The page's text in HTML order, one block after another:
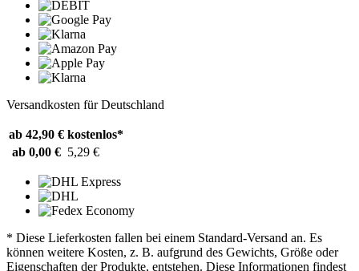
Versandkosten für Deutschland
ab 42,90 € kostenlos*
ab 0,00 € 5,29 €
* Diese Lieferkosten fallen bei einem Standard-Versand an. Es
können weitere Kosten, z. B. aufgrund des Gewichts, Größe oder
Eigenschaften der Produkte, entstehen. Diese Informationen findest